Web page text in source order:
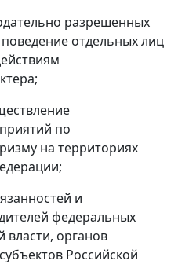
разрешенных
отдельных лиц
по
на территориях
и
федеральных
власти, органов
Российской